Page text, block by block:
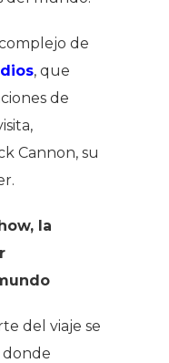
de
, que
de
Cannon, su
la
del viaje se
donde